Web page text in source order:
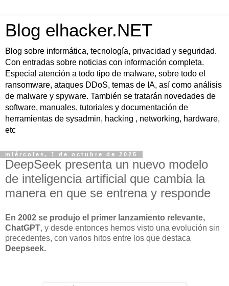
Blog elhacker.NET
Blog sobre informática, tecnología, privacidad y seguridad.
Con entradas sobre noticias con información completa.
Especial atención a todo tipo de malware, sobre todo el
ransomware, ataques DDoS, temas de IA, así como análisis
de malware y spyware. También se tratarán novedades de
software, manuales, tutoriales y documentación de
herramientas de sysadmin, hacking , networking, hardware,
etc
miércoles, 1 de octubre de 2025
DeepSeek presenta un nuevo modelo
de inteligencia artificial que cambia la
manera en que se entrena y responde
En 2002 se produjo el primer lanzamiento relevante,
ChatGPT, y desde entonces hemos visto una evolución sin
precedentes, con varios hitos entre los que destaca
Deepseek.